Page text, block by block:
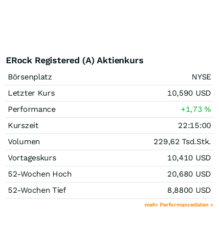
ERock Registered (A) Aktienkurs
Börsenplatz
NYSE
Letzter Kurs
10,590 USD
Performance
+1,73%
Kurszeit
22:15:00
Volumen
229,62 Tsd.Stk.
Vortageskurs
10,410 USD
52-Wochen Hoch
20,680 USD
52-Wochen Tief
8,8800 USD
mehr Performancedaten »